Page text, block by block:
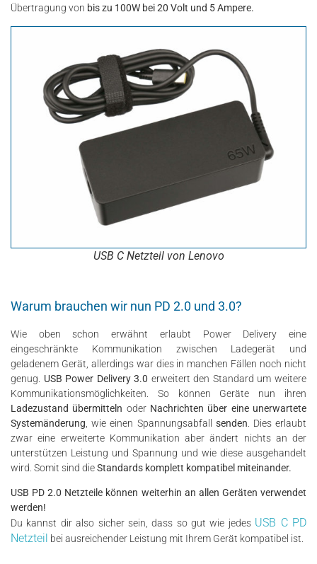
Übertragung von bis zu 100W bei 20 Volt und 5 Ampere.
USB C Netzteil von Lenovo
Warum brauchen wir nun PD 2.0 und 3.0?
Wie oben schon erwähnt erlaubt Power Delivery eine
eingeschränkte Kommunikation zwischen Ladegerät und
geladenem Gerät, allerdings war dies in manchen Fällen noch nicht
genug. USB Power Delivery 3.0 erweitert den Standard um weitere
Kommunikationsmöglichkeiten. So können Geräte nun ihren
Ladezustand übermitteln oder Nachrichten über eine unerwartete
Systemänderung , wie einen Spannungsabfall senden . Dies erlaubt
zwar eine erweiterte Kommunikation aber ändert nichts an der
unterstützen Leistung und Spannung und wie diese ausgehandelt
wird. Somit sind dieStandards komplett kompatibel miteinander.
USB PD 2.0 Netzteile können weiterhin an allen Geräten verwendet
werden!
Du kannst dir also sicher sein, dass so gut wie jedes USB C PD
Netzteil bei ausreichender Leistung mit Ihrem Gerät kompatibel ist.